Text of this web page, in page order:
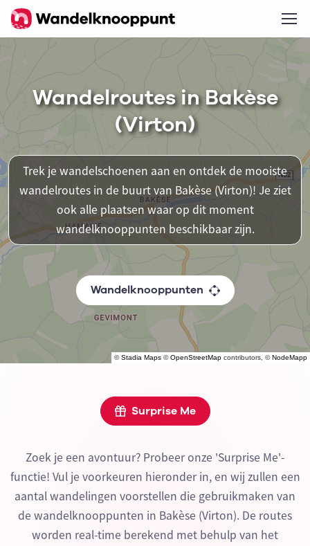
©Stadia Maps ©OpenStreetMap contributors, ©NodeMapp
Wandelroutes in Bakèse
(Virton)
Trek je wandelschoenen aan en ontdek de mooiste
wandelroutes in de buurt van Bakèse (Virton)! Je ziet
ook alle plaatsen waar op dit moment
wandelknooppunten beschikbaar zijn.
Wandelknooppunten
Surprise Me
Zoek je een avontuur? Probeer onze 'Surprise Me'-
functie! Vul je voorkeuren hieronder in, en wij zullen een
aantal wandelingen voorstellen die gebruikmaken van
de wandelknooppunten in Bakèse (Virton). De routes
worden real-time berekend met behulp van het